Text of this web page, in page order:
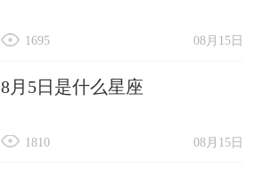
08月15日
1695
8月5日是什么星座
08月15日
1810